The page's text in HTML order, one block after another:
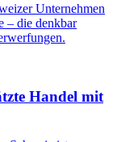
Unternehmen
– die denkbar
Handel mit